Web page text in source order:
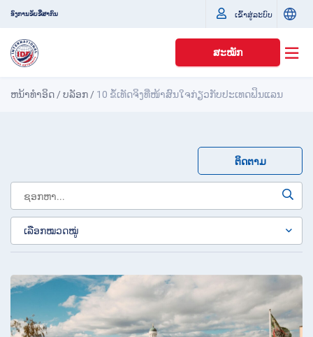
ອົງການຂັບຂີ່ສາກົນ ເຂົ້າສູ່ລະບົບ
ສະໝັກ
ຫນ້າທໍາອິດ /ບລັອກ / 10 ຂໍ້ເທັດຈິງທີ່ໜ້າສົນໃຈກ່ຽວກັບປະເທດຟິນແລນ
ຕິດຕາມ